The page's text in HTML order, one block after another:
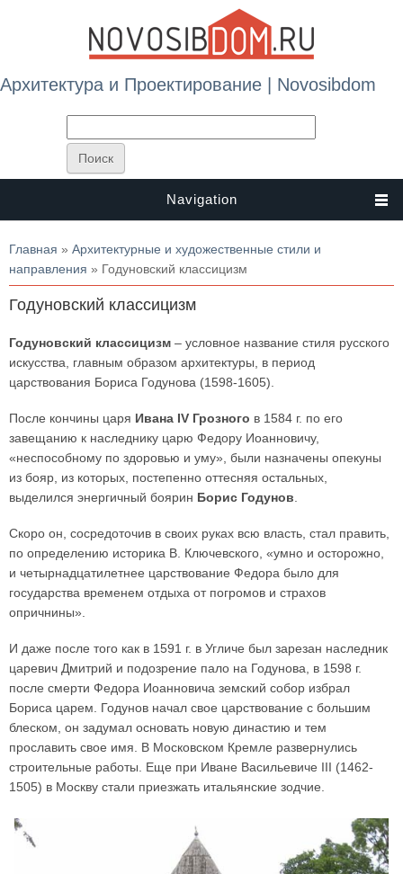
Архитектура и Проектирование | Novosibdom
Navigation
Вы здесь
Главная » Архитектурные и художественные стили и
направления » Годуновский классицизм
Годуновский классицизм
Годуновский классицизм – условное название стиля русского
искусства, главным образом архитектуры, в период
царствования Бориса Годунова (1598-1605).
После кончины царя Ивана IV Грозного в 1584 г. по его
завещанию к наследнику царю Федору Иоанновичу,
«неспособному по здоровью и уму», были назначены опекуны
из бояр, из которых, постепенно оттесняя остальных,
выделился энергичный боярин Борис Годунов
Скоро он, сосредоточив в своих руках всю власть, стал править,
по определению историка В. Ключевского, «умно и осторожно,
и четырнадцатилетнее царствование Федора было для
государства временем отдыха от погромов и страхов
опричнины».
И даже после того как в 1591 г. в Угличе был зарезан наследник
царевич Дмитрий и подозрение пало на Годунова, в 1598 г.
после смерти Федора Иоанновича земский собор избрал
Бориса царем. Годунов начал свое царствование с большим
блеском, он задумал основать новую династию и тем
прославить свое имя. В Московском Кремле развернулись
строительные работы. Еще при Иване Васильевиче III (1462-
1505) в Москву стали приезжать итальянские зодчие.